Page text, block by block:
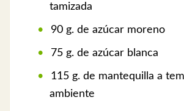
tamizada
90 g. de azúcar moreno
75 g. de azúcar blanca
115 g. de mantequilla a
ambiente